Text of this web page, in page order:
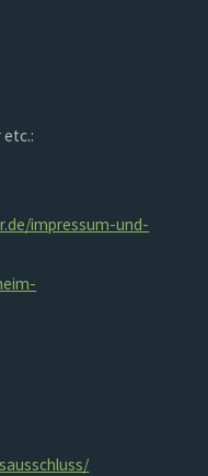
etc.:
impressum-und-